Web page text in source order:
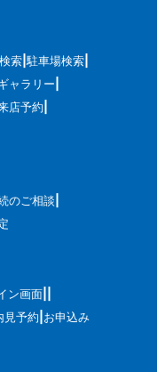
索 駐車場検索
ャラリー
店予約
のご相談
ン画面
見予約 お申込み